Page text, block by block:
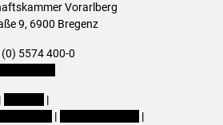
Vorarlberg
9, 6900 Bregenz
5574 400-0
|
|
|
|